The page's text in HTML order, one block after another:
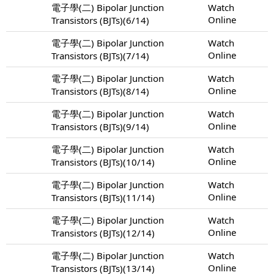
電子學(二) Bipolar Junction
Transistors (BJTs)(6/14)
Watch
Online
電子學(二) Bipolar Junction
Transistors (BJTs)(7/14)
Watch
Online
電子學(二) Bipolar Junction
Transistors (BJTs)(8/14)
Watch
Online
電子學(二) Bipolar Junction
Transistors (BJTs)(9/14)
Watch
Online
電子學(二) Bipolar Junction
Transistors (BJTs)(10/14)
Watch
Online
電子學(二) Bipolar Junction
Transistors (BJTs)(11/14)
Watch
Online
電子學(二) Bipolar Junction
Transistors (BJTs)(12/14)
Watch
Online
電子學(二) Bipolar Junction
Transistors (BJTs)(13/14)
Watch
Online